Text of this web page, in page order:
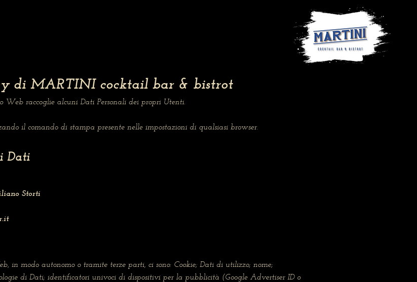
di MARTINI cocktail bar & bistrot
Web raccoglie alcuni Dati Personali dei propri Utenti.
il comando di stampa presente nelle impostazioni di qualsiasi browser.
Dati
Storti
in modo autonomo o tramite terze parti, ci sono: Cookie; Dati di utilizzo; nome;
di Dati; identificatori univoci di dispositivi per la pubblicità (Google Advertiser ID o